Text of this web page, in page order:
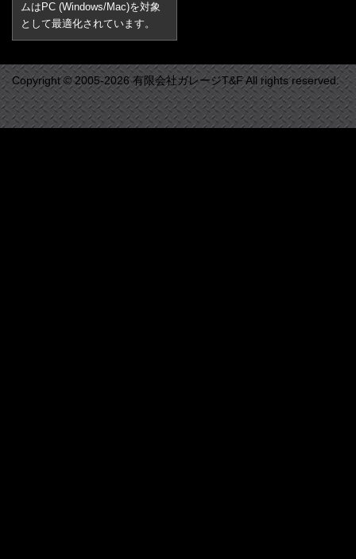
ムはPC (Windows/Mac)を対象
として最適化されています。
Copyright © 2005-2026 有限会社ガレージT&F All rights reserved.